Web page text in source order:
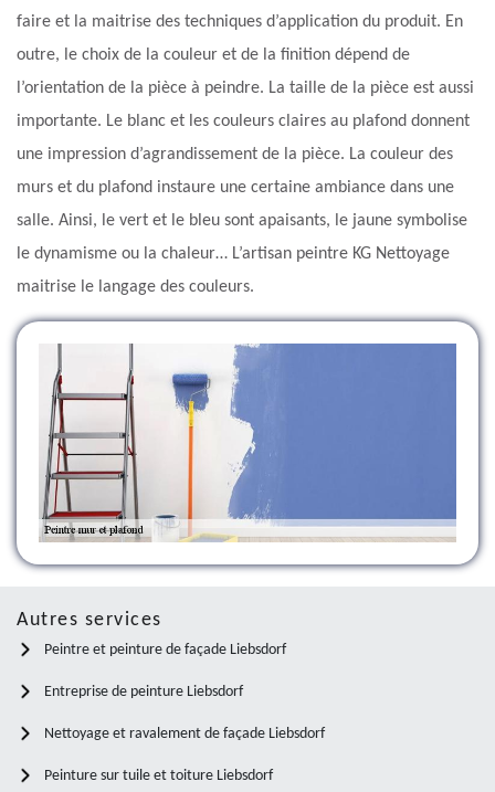
faire et la maitrise des techniques d’application du produit. En
outre, le choix de la couleur et de la finition dépend de
l’orientation de la pièce à peindre. La taille de la pièce est aussi
importante. Le blanc et les couleurs claires au plafond donnent
une impression d’agrandissement de la pièce. La couleur des
murs et du plafond instaure une certaine ambiance dans une
salle. Ainsi, le vert et le bleu sont apaisants, le jaune symbolise
le dynamisme ou la chaleur… L’artisan peintre KG Nettoyage
maitrise le langage des couleurs.
Autres services
Peintre et peinture de façade Liebsdorf
Entreprise de peinture Liebsdorf
Nettoyage et ravalement de façade Liebsdorf
Peinture sur tuile et toiture Liebsdorf